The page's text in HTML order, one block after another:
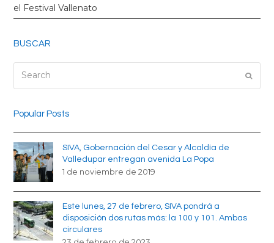
el Festival Vallenato
BUSCAR
Popular Posts
SIVA, Gobernación del Cesar y Alcaldía de
Valledupar entregan avenida La Popa
1 de noviembre de 2019
Este lunes, 27 de febrero, SIVA pondrá a
disposición dos rutas más: la 100 y 101. Ambas
circulares